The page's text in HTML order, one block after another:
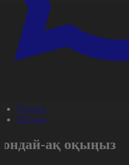
#Оқиға
#Қоғам
ақ оқыңыз